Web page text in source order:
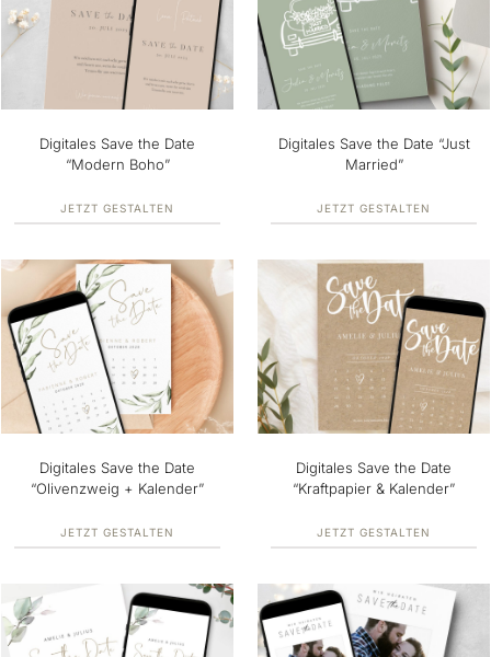
Digitales Save the Date
“Modern Boho”
JETZT GESTALTEN
Digitales Save the Date “Just
Married”
JETZT GESTALTEN
Digitales Save the Date
“Olivenzweig + Kalender”
JETZT GESTALTEN
Digitales Save the Date
“Kraftpapier & Kalender”
JETZT GESTALTEN